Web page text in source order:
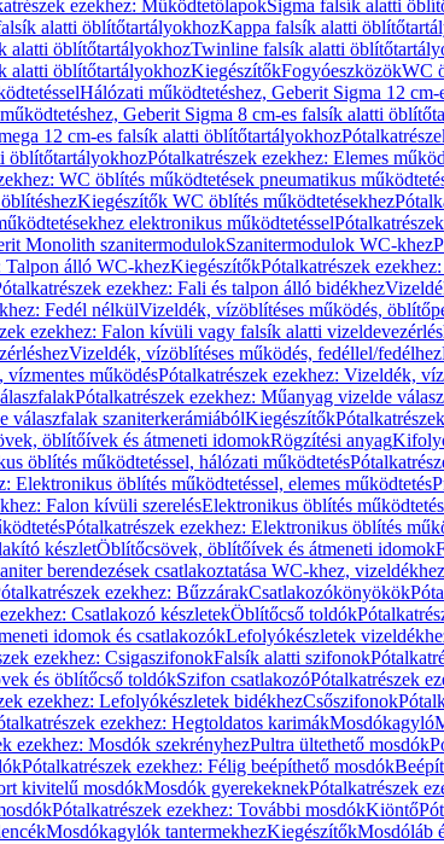
ezekhez: MűködtetőlapokSigma falsík alatti
alatti öblítőtartályokhozKappa falsík alatti
alatti öblítőtartályokhozTwinline falsík alatti
alatti öblítőtartályokhozKiegészítőkFogyóeszközökWC
Hálózati működtetéshez, Geberit Sigma 12
Geberit Sigma 8 cm-es falsík alatti
12 cm-es falsík alatti öblítőtartályokhoz
öblítőtartályokhozPótalkatrészek ezekhez: Elemes
WC öblítés működtetések pneumatikus
Kiegészítők WC öblítés működtetésekhez
elektronikus működtetéssel
Monolith szanitermodulokSzanitermodulok WC-khez
Talpon álló WC-khezKiegészítőkPótalkatrészek
ezekhez: Fali és talpon álló bidékhez
Fedél nélkülVizeldék, vízöblítéses működés,
ezekhez: Falon kívüli vagy falsík alatti
Vizeldék, vízöblítéses működés, fedéllel/fedélhez
vízmentes működésPótalkatrészek ezekhez: Vizeldék,
Pótalkatrészek ezekhez: Műanyag vizelde
válaszfalak szaniterkerámiábólKiegészítők
öblítőívek és átmeneti idomokRögzítési anyag
öblítés működtetéssel, hálózati működtetés
Elektronikus öblítés működtetéssel, elemes működtetés
Falon kívüli szerelésElektronikus öblítés
Pótalkatrészek ezekhez: Elektronikus öblítés
készletÖblítőcsövek, öblítőívek és átmeneti idomok
berendezések csatlakoztatása WC-khez,
ezekhez: BűzzárakCsatlakozókönyökök
Csatlakozó készletekÖblítőcső toldók
idomok és csatlakozókLefolyókészletek
ezekhez: CsigaszifonokFalsík alatti szifonok
és öblítőcső toldókSzifon csatlakozóPótalkatrészek
ezekhez: Lefolyókészletek bidékhezCsőszifonok
ezekhez: Hegtoldatos karimákMosdókagyló
ezekhez: Mosdók szekrényhezPultra ültethető mosdók
Pótalkatrészek ezekhez: Félig beépíthető mosdók
kivitelű mosdókMosdók gyerekeknekPótalkatrészek
Pótalkatrészek ezekhez: További mosdókKiöntő
Mosdókagylók tantermekhezKiegészítőkMosdóláb